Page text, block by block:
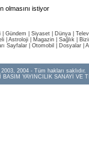
olmasını istiyor
Gündem Siyaset Dünya |
Astroloji Magazin Sağlık
Sayfalar| Otomobil Dosyalar|
2004 - Tüm hakları saklıdır.
BASIM YAYINCILIK SANAYİ VE